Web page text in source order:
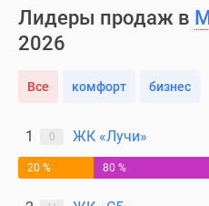
коттеджные
поселки
Строящиеся
поселки
поселки
лесу
Лидеры продаж в
2026
Все комфорт бизнес
1 0 ЖК «Лучи»
20 % 80 %